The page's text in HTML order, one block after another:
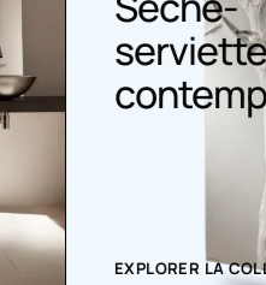
EXPLORER LA COLLECTION